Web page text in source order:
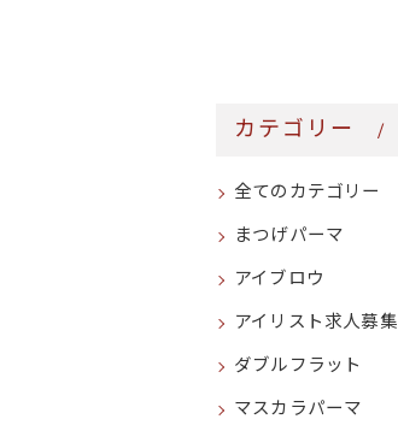
カテゴリー
全てのカテゴリー
まつげパーマ
アイブロウ
アイリスト求人募集
ダブルフラット
マスカラパーマ